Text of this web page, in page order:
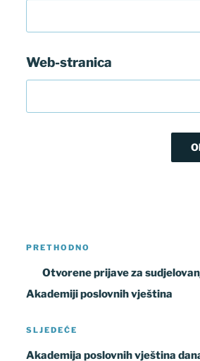
Web-stranica
Navigacija
objava
Prethodna
objava
PRETHODNO
Otvorene prijave za
Akademiji poslovnih vještina
Sljedeća
objava
SLJEDEĆE
Akademija poslovnih vještina